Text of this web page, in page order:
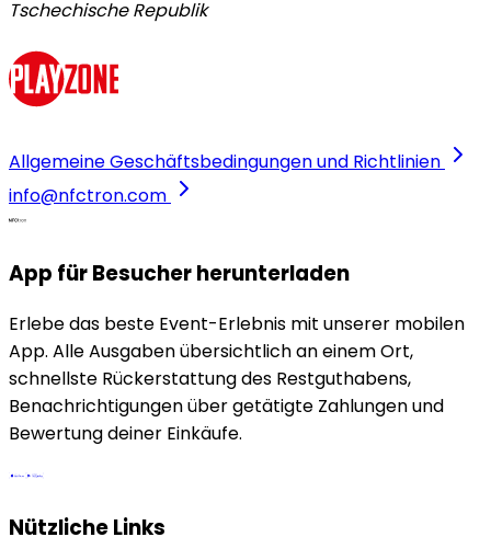
Tschechische Republik
Allgemeine Geschäftsbedingungen und Richtlinien
info@nfctron.com
App für Besucher herunterladen
Erlebe das beste Event-Erlebnis mit unserer mobilen
App. Alle Ausgaben übersichtlich an einem Ort,
schnellste Rückerstattung des Restguthabens,
Benachrichtigungen über getätigte Zahlungen und
Bewertung deiner Einkäufe.
Nützliche Links